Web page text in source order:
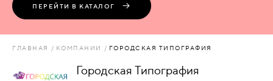
АКСЕССУАРЫ
ПЕРЕЙТИ В КАТАЛОГ
ГЛАВНАЯ КОМПАНИИ ГОРОДСКАЯ ТИПОГРАФИЯ
Городская Типография